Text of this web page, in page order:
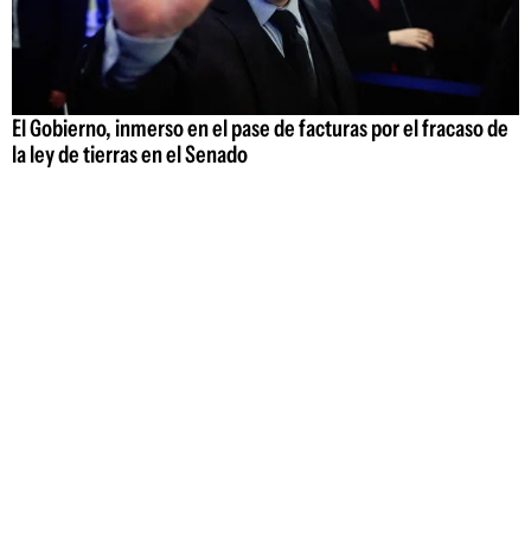
El Gobierno, inmerso en el pase de facturas por el fracaso de
la ley de tierras en el Senado